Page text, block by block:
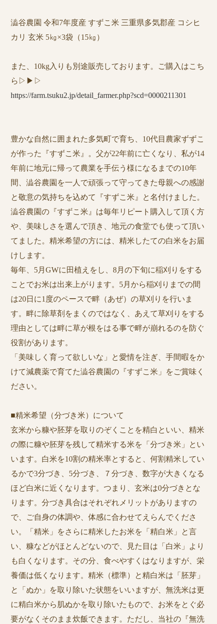
澁谷農園 令和7年度産 すずこ米 三重県多気郡産 コシヒ
カリ 玄米 5㎏×3袋（15㎏）
また、10kg入りも別途販売しております。ご購入はこち
ら▷▶︎▷
https://farm.tsuku2.jp/detail_farmer.php?scd=0000211301
豊かな自然に囲まれた多気町で育ち、10代目農家ずずこ
が作った『すずこ米』。父が22年前に亡くなり、私が14
年前に地元に帰って農業を手伝う様になるまでの10年
間、澁谷農園を一人で頑張って守ってきた母親への感謝
と敬意の気持ちを込めて『すずこ米』と名付けました。
澁谷農園の『すずこ米』は毎年リピート購入して頂く方
や、美味しさを選んで頂き、地元の食堂でも使って頂い
てました。精米希望の方には、精米したての白米をお届
けします。
毎年、5月GWに田植えをし、8月の下旬に稲刈りをする
ことでお米は出来上がります。5月から稲刈りまでの間
は20日に1度のペースで畔（あぜ）の草刈りを行いま
す。畔に除草剤をまくのではなく、あえて草刈りをする
理由としては畔に草が根をはる事で畔が崩れるのを防ぐ
役割があります。
「美味しく育って欲しいな」と愛情を注ぎ、手間暇をか
けて減農薬で育てた澁谷農園の『すずこ米」をご賞味く
ださい。
■精米希望（分づき米）について
玄米から糠や胚芽を取りのぞくことを精白といい、精米
の際に糠や胚芽を残して精米する米を「分づき米」とい
います。白米を10割の精米率とすると、何割精米してい
るかで3分づき、5分づき、７分づき、数字が大きくなる
ほど白米に近くなります。つまり、玄米は0分づきとな
ります。分づき具合はそれぞれメリットがありますの
で、ご自身の体調や、体感に合わせてえらんでくださ
い。「精米」をさらに精米したお米を「精白米」と言
い、糠などがほとんどないので、見た目は「白米」より
も白くなります。その分、食べやすくはなりますが、栄
養価は低くなります。精米（標準）と精白米は「胚芽」
と「ぬか」を取り除いた状態をいいますが、無洗米は更
に精白米から肌ぬかを取り除いたもので、お米をとぐ必
要がなくそのまま炊飯できます。ただし、当社の『無洗